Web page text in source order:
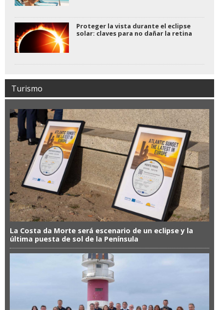
Proteger la vista durante el eclipse
solar: claves para no dañar la retina
Turismo
La Costa da Morte será escenario de un eclipse y la
última puesta de sol de la Península